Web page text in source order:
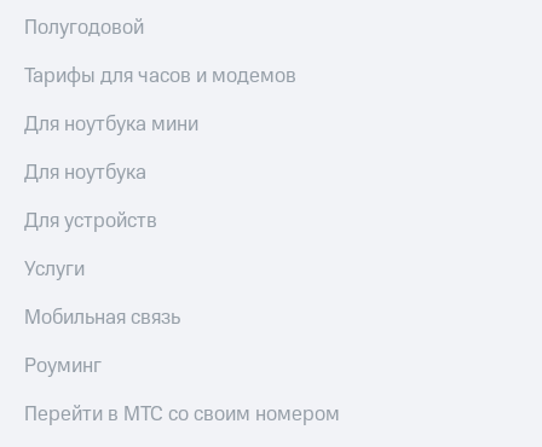
Полугодовой
Тарифы для часов и модемов
Для ноутбука мини
Для ноутбука
Для устройств
Услуги
Мобильная связь
Роуминг
Перейти в МТС со своим номером